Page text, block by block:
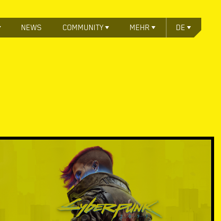
NEWS COMMUNITY MEHR DE